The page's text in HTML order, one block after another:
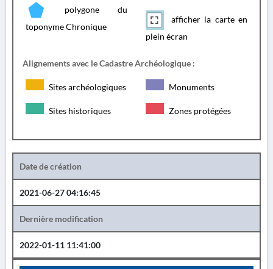
polygone du
toponyme Chronique
afficher la carte en
plein écran
Alignements avec le Cadastre Archéologique :
Sites archéologiques Monuments
Sites historiques Zones protégées
Date de création
2021-06-27 04:16:45
Dernière modification
2022-01-11 11:41:00